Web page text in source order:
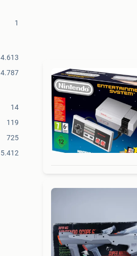
1
4.613
4.787
14
119
725
5.412